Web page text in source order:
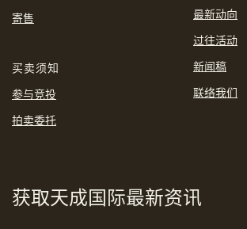
SGD
寄售
买卖须知
参与竞投
拍卖委托
最新动向
过往活动
新闻稿
联络我们
获取天成国际最新资讯